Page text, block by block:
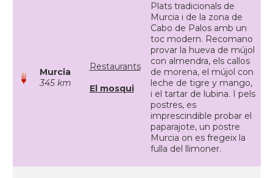
Murcia
345 km
Restaurants
El mosqui
Plats tradicionals de
Murcia i de la zona de
Cabo de Palos amb un
toc modern. Recomano
provar la hueva de mújol
con almendra, els callos
de morena, el mújol con
leche de tigre y mango,
i el tartar de lubina. I pels
postres, es
imprescindible probar el
paparajote, un postre
Murcia on es fregeix la
fulla del llimoner.